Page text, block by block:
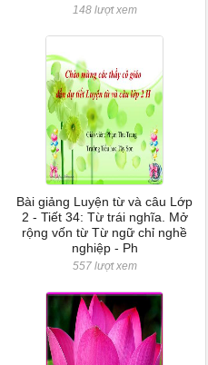
148 lượt xem
Bài giảng Luyện từ và câu Lớp
2 - Tiết 34: Từ trái nghĩa. Mở
rộng vốn từ Từ ngữ chỉ nghề
nghiệp - Ph
557 lượt xem